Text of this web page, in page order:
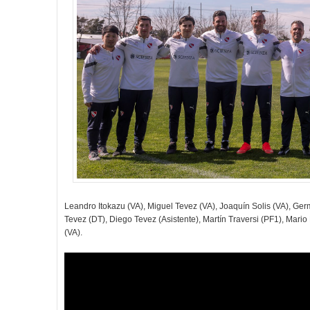
Leandro Itokazu (VA), Miguel Tevez (VA), Joaquín Solis (VA),
Tevez (DT), Diego Tevez (Asistente), Martín Traversi (PF1),
(VA).